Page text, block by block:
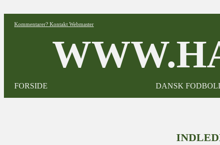
Kommentarer? Kontakt Webmaster
FORSIDE DANSK